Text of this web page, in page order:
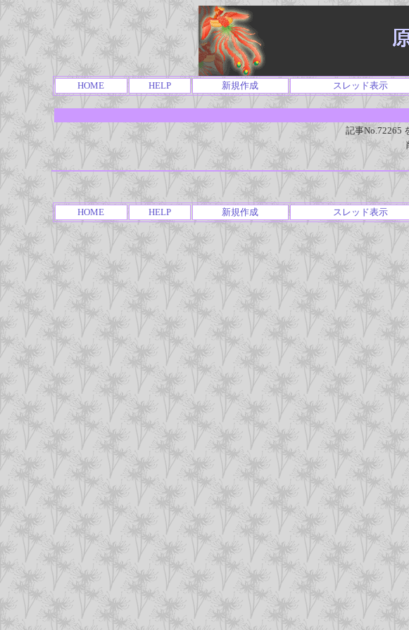
HOME HELP 新規作成 スレッド表示
記事No.72265
HOME HELP 新規作成 スレッド表示